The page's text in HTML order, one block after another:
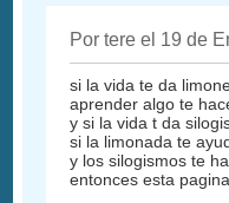
Por tere el 19 de
si la vida te da
aprender algo te
y si la vida t da
si la limonada te
y los silogismos te
entonces esta